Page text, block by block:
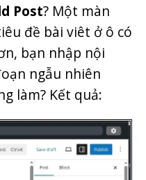
Post? Một màn
đề bài viêt ở ô có
bạn nhập nội
ngẫu nhiên
làm? Kết quả: